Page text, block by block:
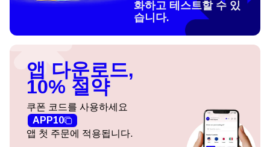
화하고 테스트할 수 있
습니다.
앱 다운로드,
10% 절약
쿠폰 코드를 사용하세요
APP10
앱 첫 주문에 적용됩니다.